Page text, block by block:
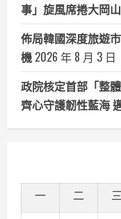
事」旋風席捲大岡山
佈局韓國深度旅遊
機 2026 年 8 月 3 日
政院核定首部「整
齊心守護韌性藍海
一 二 三